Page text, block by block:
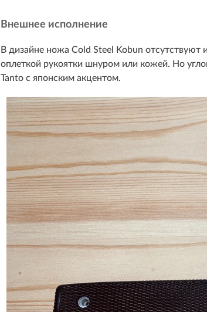
Внешнее исполнение
В дизайне ножа Cold Steel Kobun отсутствуют
оплеткой рукоятки шнуром или кожей. Но
Tanto с японским акцентом.